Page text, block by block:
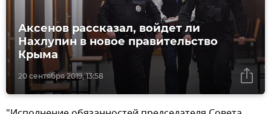
20 сентября 2019, 13:58
Аксенов рассказал, войдет ли
Нахлупин в новое правительство
Крыма